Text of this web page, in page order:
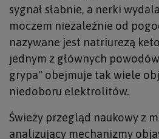
sygnał słabnie, a nerki
moczem niezależnie od
nazywane jest natriurezą
jednym z głównych
grypa" obejmuje tak wiele
niedoboru elektrolitów.
Świeży przegląd naukowy z
analizujący mechanizmy